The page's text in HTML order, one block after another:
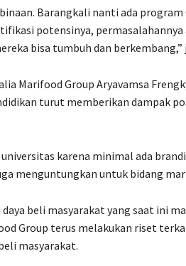
Barangkali nanti ada program
potensinya,
bisa tumbuh dan berkembang,”
Marifood Group Aryavamsa
turut memberikan dampak
karena minimal ada
menguntungkan untuk bidang
beli masyarakat yang saat ini
Group terus melakukan riset
masyarakat.